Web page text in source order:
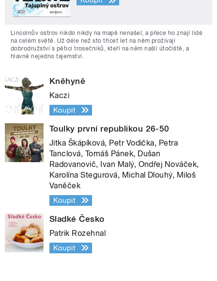
Lincolnův ostrov nikdo nikdy na mapě nenašel, a přece ho znají lidé
na celém světě. Už déle než sto třicet let na něm prožívají
dobrodružství s pěticí trosečníků, kteří na něm našli útočiště, a
hlavně nejedno tajemství.
Kněhyně
Kaczi
Koupit
Toulky první republikou 26-50
Jitka Škápíková, Petr Vodička, Petra
Tanclová, Tomáš Pánek, Dušan
Radovanovič, Ivan Malý, Ondřej Nováček,
Karolína Stegurová, Michal Dlouhý, Miloš
Vaněček
Koupit
Sladké Česko
Patrik Rozehnal
Koupit